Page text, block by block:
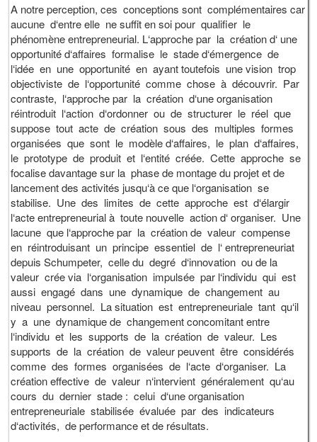
A notre perception, ces conceptions sont complémentaires car
aucune d‘entre elle ne suffit en soi pour qualifier le
phénomène entrepreneurial. L‘approche par la création d‘ une
opportunité d‘affaires formalise le stade d‘émergence de
l‘idée en une opportunité en ayant toutefois une vision trop
objectiviste de l‘opportunité comme chose à découvrir. Par
contraste, l‘approche par la création d‘une organisation
réintroduit l‘action d‘ordonner ou de structurer le réel que
suppose tout acte de création sous des multiples formes
organisées que sont le modèle d‘affaires, le plan d‘affaires,
le prototype de produit et l‘entité créée. Cette approche se
focalise davantage sur la phase de montage du projet et de
lancement des activités jusqu‘à ce que l‘organisation se
stabilise. Une des limites de cette approche est d‘élargir
l‘acte entrepreneurial à toute nouvelle action d‘ organiser. Une
lacune que l‘approche par la création de valeur compense
en réintroduisant un principe essentiel de l‘ entrepreneuriat
depuis Schumpeter, celle du degré d‘innovation ou de la
valeur crée via l‘organisation impulsée par l‘individu qui est
aussi engagé dans une dynamique de changement au
niveau personnel. La situation est entrepreneuriale tant qu‘il
y a une dynamique de changement concomitant entre
l‘individu et les supports de la création de valeur. Les
supports de la création de valeur peuvent être considérés
comme des formes organisées de l‘acte d‘organiser. La
création effective de valeur n‘intervient généralement qu‘au
cours du dernier stade : celui d‘une organisation
entrepreneuriale stabilisée évaluée par des indicateurs
d‘activités, de performance et de résultats.